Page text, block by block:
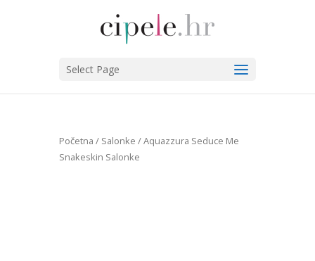
Select Page
Početna / Salonke / Aquazzura Seduce Me
Snakeskin Salonke